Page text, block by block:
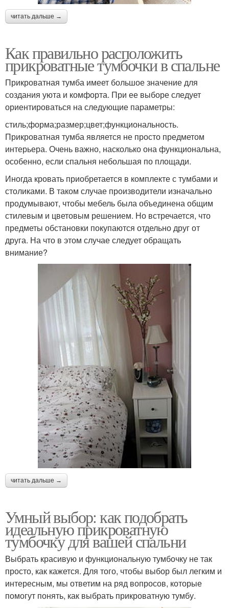
читать дальше →
Как правильно расположить
прикроватные тумбочки в спальне
Прикроватная тумба имеет большое значение для
создания уюта и комфорта. При ее выборе следует
ориентироваться на следующие параметры:
стиль;форма;размер;цвет;функциональность.
Прикроватная тумба является не просто предметом
интерьера. Очень важно, насколько она функциональна,
особенно, если спальня небольшая по площади.
Иногда кровать приобретается в комплекте с тумбами и
столиками. В таком случае производители изначально
продумывают, чтобы мебель была объединена общим
стилевым и цветовым решением. Но встречается, что
предметы обстановки покупаются отдельно друг от
друга. На что в этом случае следует обращать
внимание?
читать дальше →
Умный выбор: как подобрать
идеальную прикроватную
тумбочку для вашей спальни
Выбрать красивую и функциональную тумбочку не так
просто, как кажется. Для того, чтобы выбор был легким и
интересным, мы ответим на ряд вопросов, которые
помогут понять, как выбрать прикроватную тумбу.